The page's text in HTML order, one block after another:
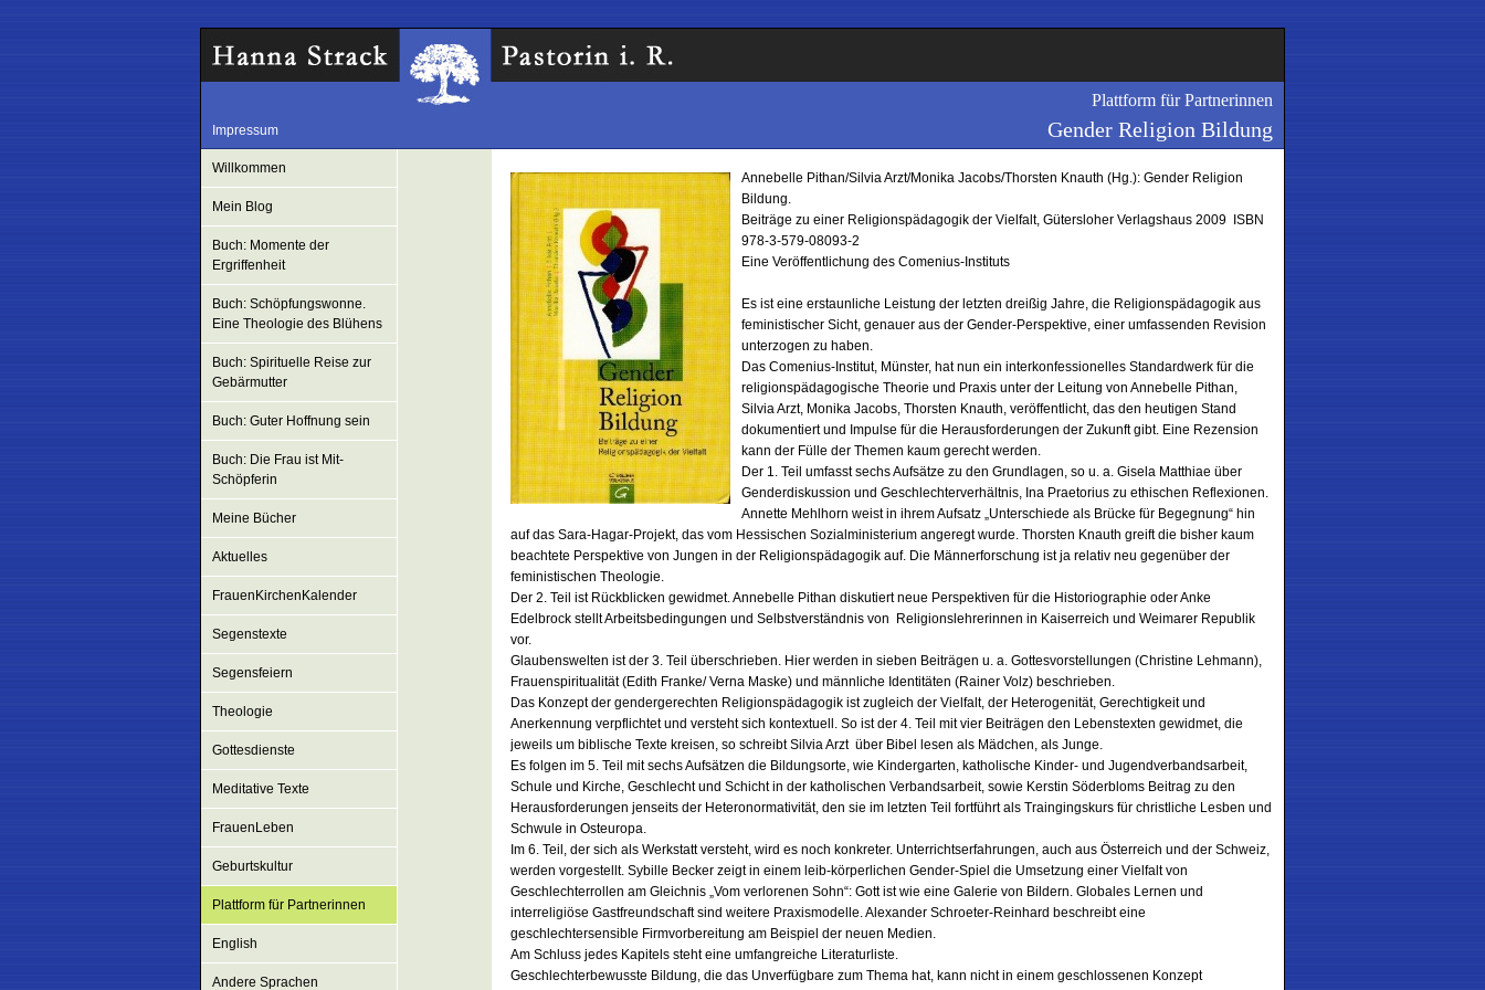
Plattform für Partnerinnen
Gender Religion Bildung
Impressum
Willkommen
Mein Blog
Buch: Momente der
Ergriffenheit
Buch: Schöpfungswonne.
Eine Theologie des Blühens
Buch: Spirituelle Reise zur
Gebärmutter
Buch: Guter Hoffnung sein
Buch: Die Frau ist Mit-
Schöpferin
Meine Bücher
Aktuelles
FrauenKirchenKalender
Segenstexte
Segensfeiern
Theologie
Gottesdienste
Meditative Texte
FrauenLeben
Geburtskultur
Plattform für Partnerinnen
English
Andere Sprachen
Annebelle Pithan/Silvia Arzt/Monika Jacobs/Thorsten Knauth (Hg.): Gender Religion
Bildung.
Beiträge zu einer Religionspädagogik der Vielfalt, Gütersloher Verlagshaus 2009 ISBN
978-3-579-08093-2
Eine Veröffentlichung des Comenius-Instituts
Es ist eine erstaunliche Leistung der letzten dreißig Jahre, die Religionspädagogik aus
feministischer Sicht, genauer aus der Gender-Perspektive, einer umfassenden Revision
unterzogen zu haben.
Das Comenius-Institut, Münster, hat nun ein interkonfessionelles Standardwerk für die
religionspädagogische Theorie und Praxis unter der Leitung von Annebelle Pithan,
Silvia Arzt, Monika Jacobs, Thorsten Knauth, veröffentlicht, das den heutigen Stand
dokumentiert und Impulse für die Herausforderungen der Zukunft gibt. Eine Rezension
kann der Fülle der Themen kaum gerecht werden.
Der 1. Teil umfasst sechs Aufsätze zu den Grundlagen, so u. a. Gisela Matthiae über
Genderdiskussion und Geschlechterverhältnis, Ina Praetorius zu ethischen Reflexionen.
Annette Mehlhorn weist in ihrem Aufsatz „Unterschiede als Brücke für Begegnung“ hin
auf das Sara-Hagar-Projekt, das vom Hessischen Sozialministerium angeregt wurde. Thorsten Knauth greift die bisher kaum
beachtete Perspektive von Jungen in der Religionspädagogik auf. Die Männerforschung ist ja relativ neu gegenüber der
feministischen Theologie.
Der 2. Teil ist Rückblicken gewidmet. Annebelle Pithan diskutiert neue Perspektiven für die Historiographie oder Anke
Edelbrock stellt Arbeitsbedingungen und Selbstverständnis von Religionslehrerinnen in Kaiserreich und Weimarer Republik
vor.
Glaubenswelten ist der 3. Teil überschrieben. Hier werden in sieben Beiträgen u. a. Gottesvorstellungen (Christine Lehmann),
Frauenspiritualität (Edith Franke/ Verna Maske) und männliche Identitäten (Rainer Volz) beschrieben.
Das Konzept der gendergerechten Religionspädagogik ist zugleich der Vielfalt, der Heterogenität, Gerechtigkeit und
Anerkennung verpflichtet und versteht sich kontextuell. So ist der 4. Teil mit vier Beiträgen den Lebenstexten gewidmet, die
jeweils um biblische Texte kreisen, so schreibt Silvia Arzt über Bibel lesen als Mädchen, als Junge.
Es folgen im 5. Teil mit sechs Aufsätzen die Bildungsorte, wie Kindergarten, katholische Kinder- und Jugendverbandsarbeit,
Schule und Kirche, Geschlecht und Schicht in der katholischen Verbandsarbeit, sowie Kerstin Söderbloms Beitrag zu den
Herausforderungen jenseits der Heteronormativität, den sie im letzten Teil fortführt als Traingingskurs für christliche Lesben und
Schwule in Osteuropa.
Im 6. Teil, der sich als Werkstatt versteht, wird es noch konkreter. Unterrichtserfahrungen, auch aus Österreich und der Schweiz,
werden vorgestellt. Sybille Becker zeigt in einem leib-körperlichen Gender-Spiel die Umsetzung einer Vielfalt von
Geschlechterrollen am Gleichnis „Vom verlorenen Sohn“: Gott ist wie eine Galerie von Bildern. Globales Lernen und
interreligiöse Gastfreundschaft sind weitere Praxismodelle. Alexander Schroeter-Reinhard beschreibt eine
geschlechtersensible Firmvorbereitung am Beispiel der neuen Medien.
Am Schluss jedes Kapitels steht eine umfangreiche Literaturliste.
Geschlechterbewusste Bildung, die das Unverfügbare zum Thema hat, kann nicht in einem geschlossenen Konzept